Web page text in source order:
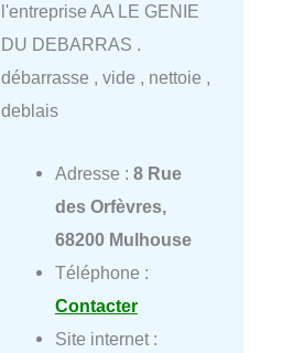
l'entreprise AA LE GENIE
DU DEBARRAS .
débarrasse , vide , nettoie ,
deblais
Adresse : 8 Rue
des Orfèvres,
68200 Mulhouse
Téléphone :
Contacter
Site internet :